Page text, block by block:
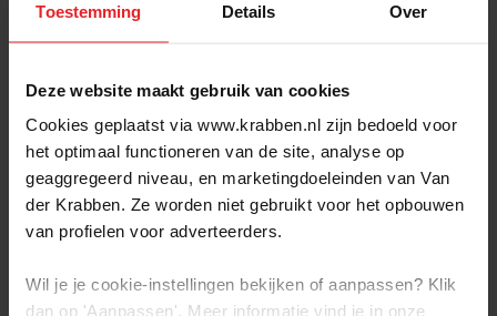
Toestemming Details Over
Deze website maakt gebruik van cookies
Cookies geplaatst via www.krabben.nl zijn bedoeld voor
het optimaal functioneren van de site, analyse op
geaggregeerd niveau, en marketingdoeleinden van Van
der Krabben. Ze worden niet gebruikt voor het opbouwen
van profielen voor adverteerders.
Wil je je cookie-instellingen bekijken of aanpassen? Klik
dan op 'Aanpassen'. Meer informatie vind je in onze
meest voorkomende vragen op een rijtje gezet in een
whitepaper. Na het lezen hiervan weet je alles over:
De keuze tussen energiemaatregelen nemen, verhuizen of
Wat we als makelaar kunnen betekenen bij jouw
energievraagstukken
Wat verduurzamen betekent voor de waarde van je
woning
Welke mogelijkheden je hebt voor het lenen van geld om
Of het energielabel van je woning (nog steeds) klopt.